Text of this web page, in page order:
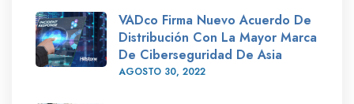
VADco Firma Nuevo Acuerdo De
Distribución Con La Mayor Marca
De Ciberseguridad De Asia
AGOSTO 30, 2022